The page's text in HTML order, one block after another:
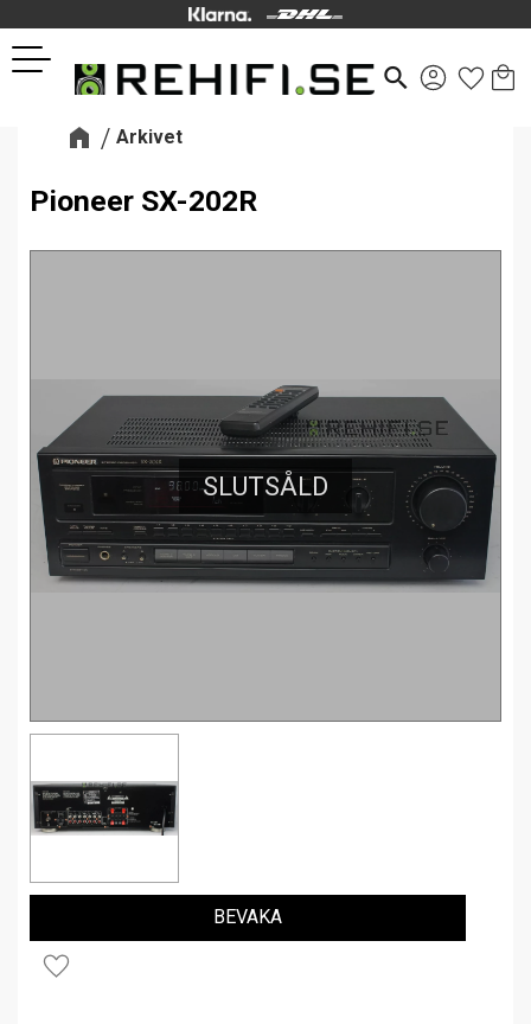
Meny
search
Arkivet
Pioneer SX-202R
SLUTSÅLD
Lägg till i favoriter
BEVAKA